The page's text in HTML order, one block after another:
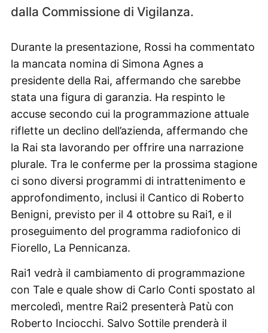
dalla Commissione di Vigilanza.
Durante la presentazione, Rossi ha commentato
la mancata nomina di Simona Agnes a
presidente della Rai, affermando che sarebbe
stata una figura di garanzia. Ha respinto le
accuse secondo cui la programmazione attuale
riflette un declino dell’azienda, affermando che
la Rai sta lavorando per offrire una narrazione
plurale. Tra le conferme per la prossima stagione
ci sono diversi programmi di intrattenimento e
approfondimento, inclusi il Cantico di Roberto
Benigni, previsto per il 4 ottobre su Rai1, e il
proseguimento del programma radiofonico di
Fiorello, La Pennicanza.
Rai1 vedrà il cambiamento di programmazione
con Tale e quale show di Carlo Conti spostato al
mercoledì, mentre Rai2 presenterà Patù con
Roberto Inciocchi. Salvo Sottile prenderà il